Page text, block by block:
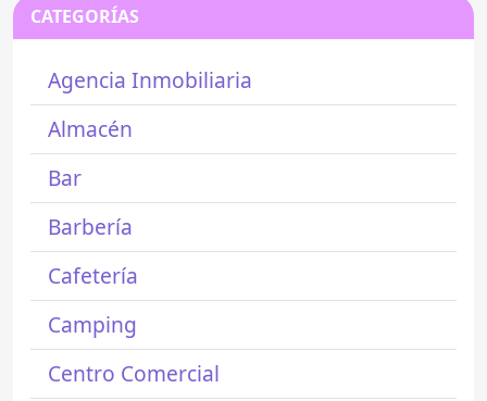
CATEGORÍAS
Agencia Inmobiliaria
Almacén
Bar
Barbería
Cafetería
Camping
Centro Comercial